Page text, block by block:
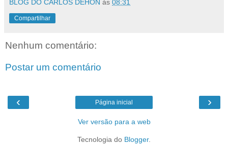
BLOG DO CARLOS DEHON às 08:31
Compartilhar
Nenhum comentário:
Postar um comentário
‹ ›
Página inicial
Ver versão para a web
Tecnologia do Blogger.